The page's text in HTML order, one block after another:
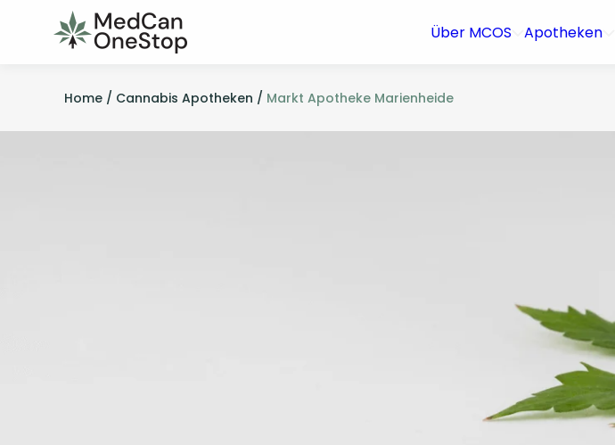
Über MCOS Apotheken
Home / Cannabis Apotheken / Markt Apotheke Marienheide